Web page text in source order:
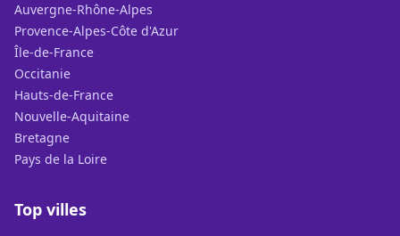
Auvergne-Rhône-Alpes
Provence-Alpes-Côte d'Azur
Île-de-France
Occitanie
Hauts-de-France
Nouvelle-Aquitaine
Bretagne
Pays de la Loire
Top villes